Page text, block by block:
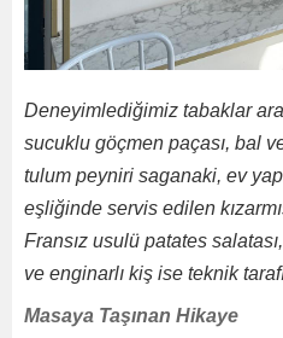
Deneyimlediğimiz tabaklar
sucuklu göçmen paçası, bal
tulum peyniri saganaki, ev
eşliğinde servis edilen
Fransız usulü patates
ve enginarlı kiş ise teknik
Masaya Taşınan Hikaye